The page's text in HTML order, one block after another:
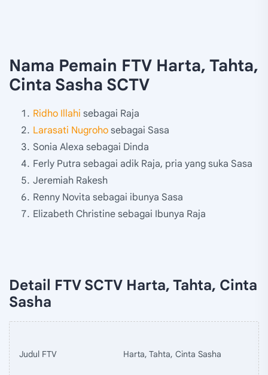
Nama Pemain FTV Harta, Tahta,
Cinta Sasha SCTV
Ridho Illahi sebagai Raja
Larasati Nugroho sebagai Sasa
Sonia Alexa sebagai Dinda
Ferly Putra sebagai adik Raja, pria yang suka Sasa
Jeremiah Rakesh
Renny Novita sebagai ibunya Sasa
Elizabeth Christine sebagai Ibunya Raja
Detail FTV SCTV Harta, Tahta, Cinta
Sasha
Judul FTV Harta, Tahta, Cinta Sasha